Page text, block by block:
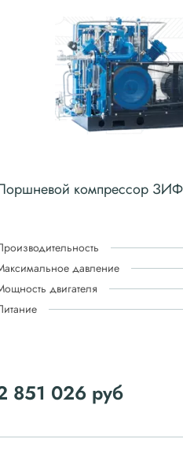
компрессор
давление
двигателя
851 026 руб